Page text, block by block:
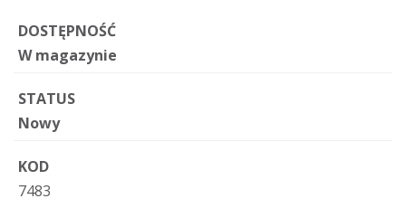
DOSTĘPNOŚĆ
W magazynie
STATUS
Nowy
KOD
7483